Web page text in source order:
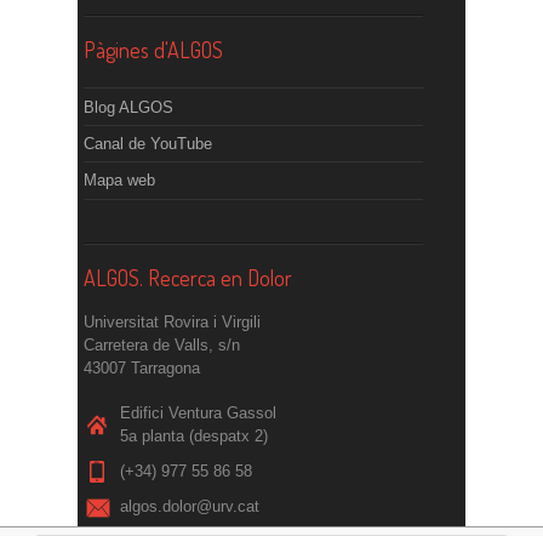
Pàgines d'ALGOS
Blog ALGOS
Canal de YouTube
Mapa web
ALGOS. Recerca en Dolor
Universitat Rovira i Virgili
Carretera de Valls, s/n
43007 Tarragona
Edifici Ventura Gassol
5a planta (despatx 2)
(+34) 977 55 86 58
algos.dolor@urv.cat